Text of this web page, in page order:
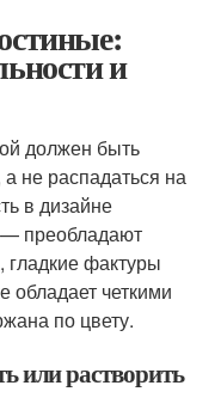
и
должен быть
не распадаться на
в дизайне
— преобладают
фактуры
обладает четкими
по цвету.
или растворить